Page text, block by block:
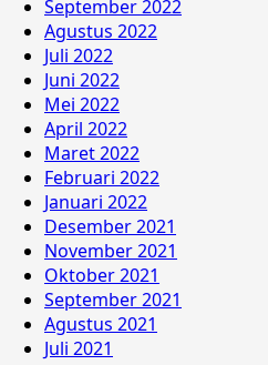
September 2022
Agustus 2022
Juli 2022
Juni 2022
Mei 2022
April 2022
Maret 2022
Februari 2022
Januari 2022
Desember 2021
November 2021
Oktober 2021
September 2021
Agustus 2021
Juli 2021